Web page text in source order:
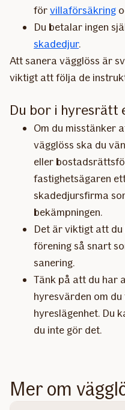
förvillaförsäkring
Du betalar ingen
skadedjur.
Att sanera vägglöss är
viktigt att följa de
Du bor i hyresrätt
Om du misstänker
vägglöss ska du
eller
fastighetsägaren
skadedjursfirma
bekämpningen.
Det är viktigt att
förening så snart
sanering.
Tänk på att du har
hyresvärden om
hyreslägenhet. Du
du inte gör det.
Mer om